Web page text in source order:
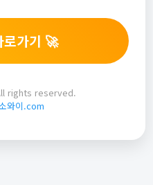
가기 🚀
rights reserved.
와이.com